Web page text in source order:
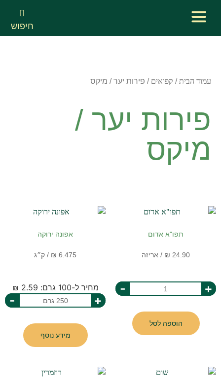
חיפוש
עמוד הבית / קפואים / פירות יער / מיקס
פירות יער /
מיקס
תפו"א אדום
+
-
הוספה לסל
אפונה ירוקה
מחיר ל-100 גרם: 2.59 ₪
+
-
מידע נוסף